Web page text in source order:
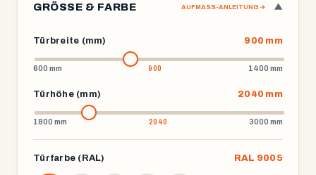
GRÖSSE & FARBE ▼
AUFMASS-ANLEITUNG →
Türbreite (mm) 900 mm
600 mm 1400 mm
Türhöhe (mm) 2040 mm
1800 mm 3000 mm
Türfarbe (RAL) RAL 9005